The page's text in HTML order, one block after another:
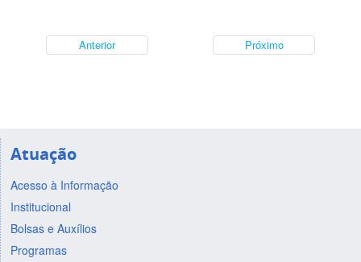
Anterior Próximo
Atuação
Acesso à Informação
Institucional
Bolsas e Auxílios
Programas